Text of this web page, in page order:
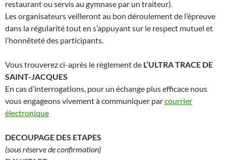
restaurant ou servis au gymnase par un traiteur).
Les organisateurs veilleront au bon déroulement de l’épreuve
dans la régularité tout en s’appuyant sur le respect mutuel et
l’honnêteté des participants.
Vous trouverez ci-après le règlement de L’ULTRA TRACE DE
SAINT-JACQUES
En cas d’interrogations, pour un échange plus efficace nous
vous engageons vivement à communiquer parcourrier
électronique
DECOUPAGE DES ETAPES
(sous réserve de confirmation)